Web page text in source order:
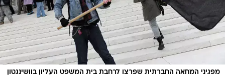
מפגיני המחאה החברתית שפרצו לרחבת בית המשפט העליון בוושינגטון